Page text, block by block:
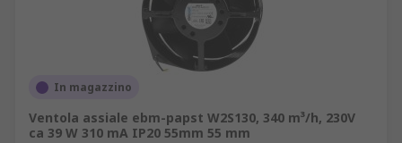
In magazzino
Ventola assiale ebm-papst W2S130, 340 m³/h, 230V
ca 39 W 310 mA IP20 55mm 55 mm